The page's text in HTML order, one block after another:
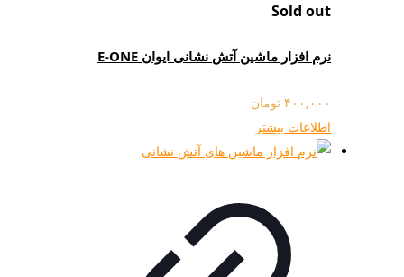
Sold out
نرم افزار ماشین آتش نشانی ایوان E-ONE
۴۰۰,۰۰۰ تومان
اطلاعات بیشتر